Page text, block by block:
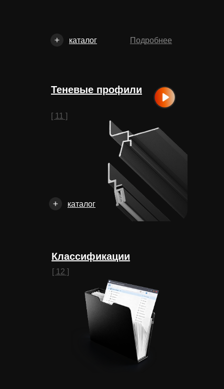
[ 12 ]
Классификации
каталог
[ 11 ]
Теневые профили
каталог Подробнее